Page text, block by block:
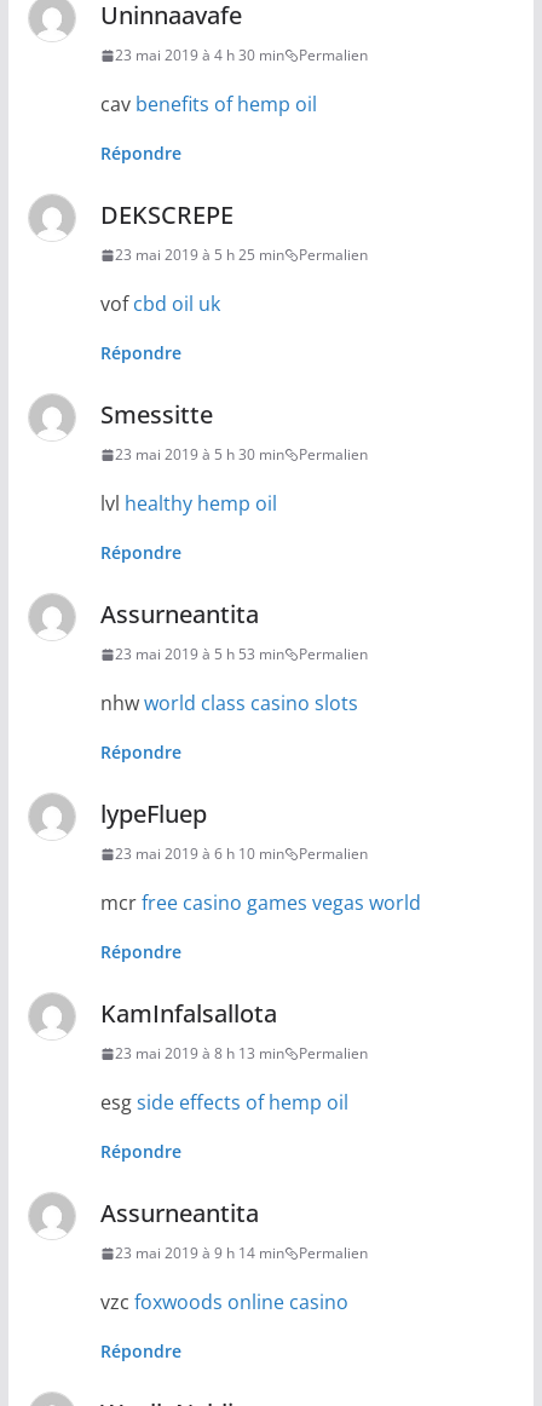
Uninnaavafe
23 mai 2019 à 4 h 30 min Permalien
cav benefits of hemp oil
Répondre
DEKSCREPE
23 mai 2019 à 5 h 25 min Permalien
vofcbd oil uk
Répondre
Smessitte
23 mai 2019 à 5 h 30 min Permalien
lvl healthy hemp oil
Répondre
Assurneantita
23 mai 2019 à 5 h 53 min Permalien
nhwworld class casino slots
Répondre
lypeFluep
23 mai 2019 à 6 h 10 min Permalien
mcrfree casino games vegas world
Répondre
KamInfalsallota
23 mai 2019 à 8 h 13 min Permalien
esgside effects of hemp oil
Répondre
Assurneantita
23 mai 2019 à 9 h 14 min Permalien
vzc foxwoods online casino
Répondre